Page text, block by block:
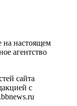
на настоящем
агентство
сайта
с